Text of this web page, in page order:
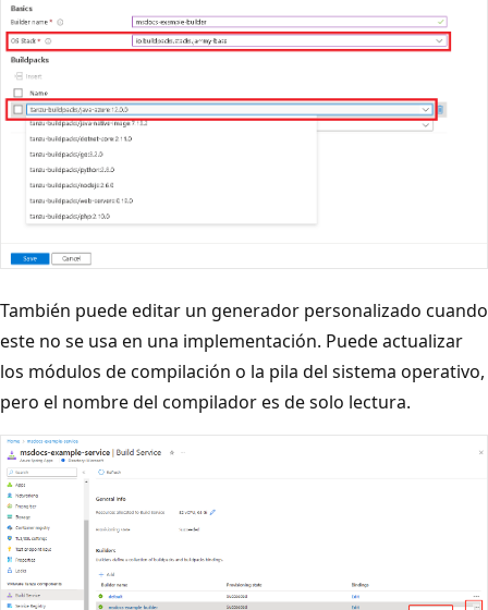
También puede editar un generador personalizado cuando
este no se usa en una implementación. Puede actualizar
los módulos de compilación o la pila del sistema operativo,
pero el nombre del compilador es de solo lectura.